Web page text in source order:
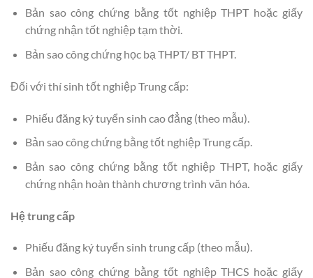
Bản sao công chứng bằng tốt nghiệp THPT hoặc giấy
chứng nhận tốt nghiệp tạm thời.
Bản sao công chứng học bạ THPT/ BT THPT.
Đối với thí sinh tốt nghiệp Trung cấp:
Phiếu đăng ký tuyển sinh cao đẳng (theo mẫu).
Bản sao công chứng bằng tốt nghiệp Trung cấp.
Bản sao công chứng bằng tốt nghiệp THPT, hoặc giấy
chứng nhận hoàn thành chương trình văn hóa.
Hệ trung cấp
Phiếu đăng ký tuyển sinh trung cấp (theo mẫu).
Bản sao công chứng bằng tốt nghiệp THCS hoặc giấy